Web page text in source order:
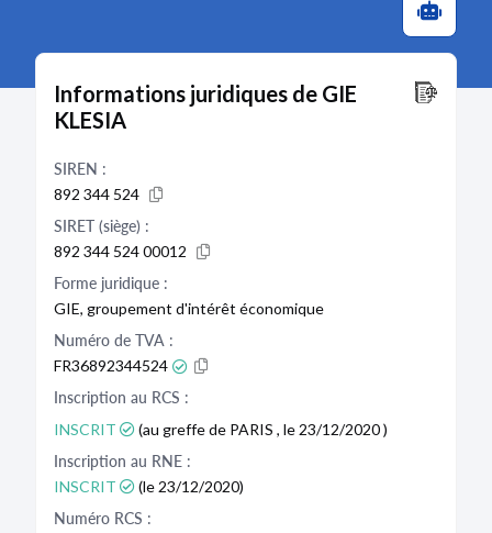
Informations juridiques de GIE
KLESIA
SIREN :
892 344 524
SIRET (siège) :
892 344 524 00012
Forme juridique :
GIE, groupement d'intérêt économique
Numéro de TVA :
FR36892344524
Inscription au RCS :
INSCRIT
(au greffe de PARIS , le 23/12/2020 )
Inscription au RNE :
INSCRIT
(le 23/12/2020)
Numéro RCS :